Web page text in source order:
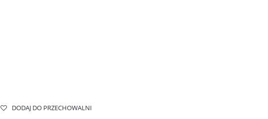
DODAJ DO PRZECHOWALNI